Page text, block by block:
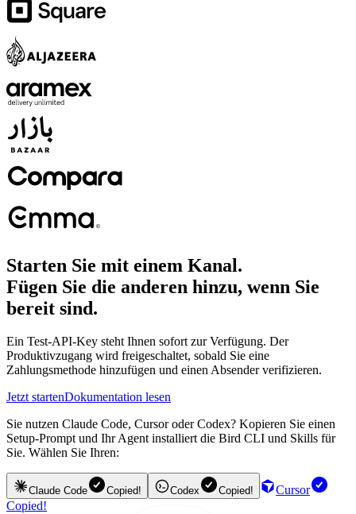
Starten Sie mit einem Kanal.
Fügen Sie die anderen hinzu, wenn Sie
bereit sind.
Ein Test-API-Key steht Ihnen sofort zur Verfügung. Der
Produktivzugang wird freigeschaltet, sobald Sie eine
Zahlungsmethode hinzufügen und einen Absender verifizieren.
Jetzt startenDokumentation lesen
Sie nutzen Claude Code, Cursor oder Codex? Kopieren Sie einen
Setup-Prompt und Ihr Agent installiert die Bird CLI und Skills für
Sie. Wählen Sie Ihren:
Claude Code Copied! Codex Copied!
Cursor
Copied!